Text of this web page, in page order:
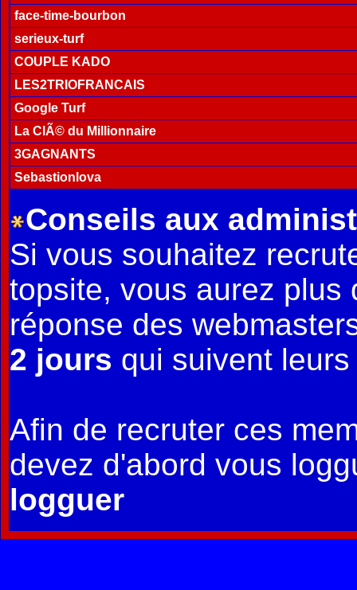
face-time-bourbon
serieux-turf
COUPLE KADO
LES2TRIOFRANCAIS
Google Turf
La ClÃ© du Millionnaire
3GAGNANTS
Sebastionlova
Conseils aux
Si vous souhaitez
topsite, vous aurez plus
réponse des
2 jours qui suivent
Afin de recruter ces
devez d'abord vous
logguer